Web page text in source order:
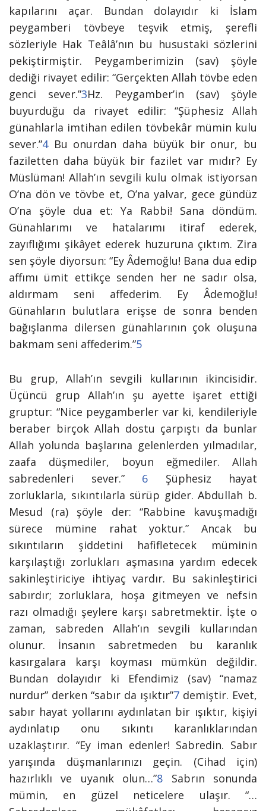
kapılarını açar. Bundan dolayıdır ki İslam
peygamberi tövbeye teşvik etmiş, şerefli
sözleriyle Hak Teâlâ’nın bu husustaki sözlerini
pekiştirmiştir. Peygamberimizin (sav) şöyle
dediği rivayet edilir: “Gerçekten Allah tövbe eden
genci sever.”3Hz. Peygamber’in (sav) şöyle
buyurduğu da rivayet edilir: “Şüphesiz Allah
günahlarla imtihan edilen tövbekâr mümin kulu
sever.”4Bu onurdan daha büyük bir onur, bu
faziletten daha büyük bir fazilet var mıdır? Ey
Müslüman! Allah’ın sevgili kulu olmak istiyorsan
O’na dön ve tövbe et, O’na yalvar, gece gündüz
O’na şöyle dua et: Ya Rabbi! Sana döndüm.
Günahlarımı ve hatalarımı itiraf ederek,
zayıflığımı şikâyet ederek huzuruna çıktım. Zira
sen şöyle diyorsun: “Ey Âdemoğlu! Bana dua edip
affımı ümit ettikçe senden her ne sadır olsa,
aldırmam seni affederim. Ey Âdemoğlu!
Günahların bulutlara erişse de sonra benden
bağışlanma dilersen günahlarının çok oluşuna
bakmam seni affederim.”5
Bu grup, Allah’ın sevgili kullarının ikincisidir.
Üçüncü grup Allah’ın şu ayette işaret ettiği
gruptur: “Nice peygamberler var ki, kendileriyle
beraber birçok Allah dostu çarpıştı da bunlar
Allah yolunda başlarına gelenlerden yılmadılar,
zaafa düşmediler, boyun eğmediler. Allah
sabredenleri sever.”
6 Şüphesiz hayat
zorluklarla, sıkıntılarla sürüp gider. Abdullah b.
Mesud (ra) şöyle der: “Rabbine kavuşmadığı
sürece mümine rahat yoktur.” Ancak bu
sıkıntıların şiddetini hafifletecek müminin
karşılaştığı zorlukları aşmasına yardım edecek
sakinleştiriciye ihtiyaç vardır. Bu sakinleştirici
sabırdır; zorluklara, hoşa gitmeyen ve nefsin
razı olmadığı şeylere karşı sabretmektir. İşte o
zaman, sabreden Allah’ın sevgili kullarından
olunur. İnsanın sabretmeden bu karanlık
kasırgalara karşı koyması mümkün değildir.
Bundan dolayıdır ki Efendimiz (sav) “namaz
nurdur” derken “sabır da ışıktır”7 demiştir. Evet,
sabır hayat yollarını aydınlatan bir ışıktır, kişiyi
aydınlatıp onu sıkıntı karanlıklarından
uzaklaştırır. “Ey iman edenler! Sabredin. Sabır
yarışında düşmanlarınızı geçin. (Cihad için)
hazırlıklı ve uyanık olun…”8
Sabrın sonunda
mümin, en güzel neticelere ulaşır. “…